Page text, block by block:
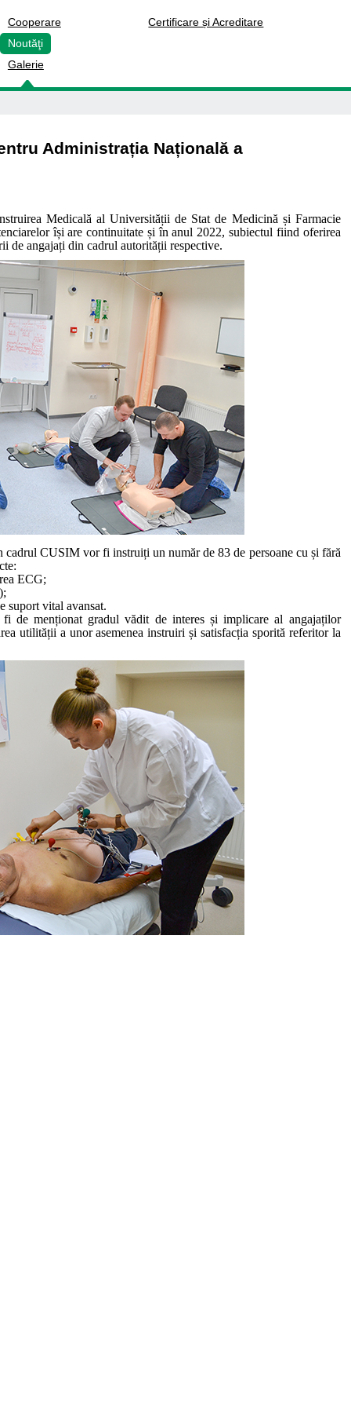
Cooperare
Noutăţi
Galerie
Certificare și Acreditare
Administrația Națională a
Medicală al Universității de Stat de Medicină și Farmacie
își are continuitate și în anul 2022, subiectul fiind oferirea
de angajați din cadrul autorității respective.
CUSIM vor fi instruiți un număr de 83 de persoane cu și fără
ECG;
vital avansat.
de menționat gradul vădit de interes și implicare al angajaților
utilității a unor asemenea instruiri și satisfacția sporită referitor la